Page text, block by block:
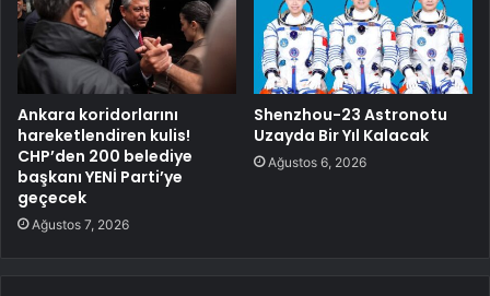
Ankara koridorlarını
hareketlendiren kulis!
CHP’den 200 belediye
başkanı YENİ Parti’ye
geçecek
Ağustos 7, 2026
Shenzhou-23 Astronotu
Uzayda Bir Yıl Kalacak
Ağustos 6, 2026